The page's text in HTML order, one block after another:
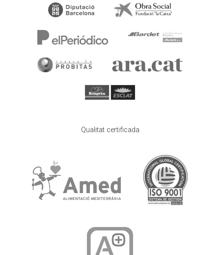
Qualitat certificada